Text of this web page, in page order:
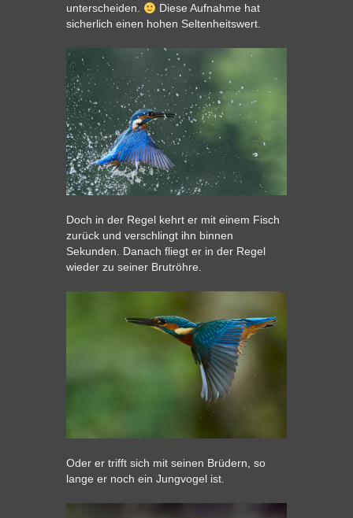
unterscheiden.
Diese Aufnahme hat
sicherlich einen hohen Seltenheitswert.
Doch in der Regel kehrt er mit einem Fisch
zurück und verschlingt ihn binnen
Sekunden. Danach fliegt er in der Regel
wieder zu seiner Brutröhre.
Oder er trifft sich mit seinen Brüdern, so
lange er noch ein Jungvogel ist.